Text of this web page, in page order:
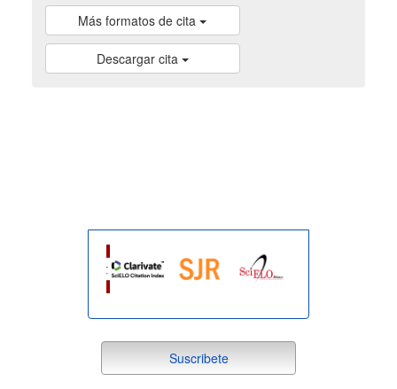
Más formatos de cita
Descargar cita
suscribete
Suscribete